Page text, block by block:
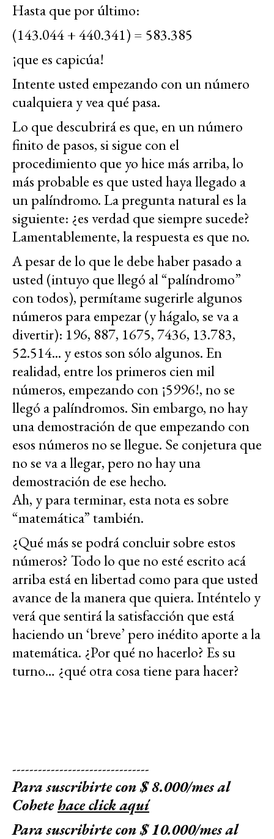
Hasta que por último:
(143.044 + 440.341) = 583.385
¡que es capicúa!
Intente usted empezando con un número
cualquiera y vea qué pasa.
Lo que descubrirá es que, en un número
finito de pasos, si sigue con el
procedimiento que yo hice más arriba, lo
más probable es que usted haya llegado a
un palíndromo. La pregunta natural es la
siguiente: ¿es verdad que siempre sucede?
Lamentablemente, la respuesta es que no.
A pesar de lo que le debe haber pasado a
usted (intuyo que llegó al “palíndromo”
con todos), permítame sugerirle algunos
números para empezar (y hágalo, se va a
divertir): 196, 887, 1675, 7436, 13.783,
52.514... y estos son sólo algunos. En
realidad, entre los primeros cien mil
números, empezando con ¡5996!, no se
llegó a palíndromos. Sin embargo, no hay
una demostración de que empezando con
esos números no se llegue. Se conjetura que
no se va a llegar, pero no hay una
demostración de ese hecho.
Ah, y para terminar, esta nota es sobre
“matemática” también.
¿Qué más se podrá concluir sobre estos
números? Todo lo que no esté escrito acá
arriba está en libertad como para que usted
avance de la manera que quiera. Inténtelo y
verá que sentirá la satisfacción que está
haciendo un ‘breve’ pero inédito aporte a la
matemática. ¿Por qué no hacerlo? Es su
turno… ¿qué otra cosa tiene para hacer?
--------------------------------
Para suscribirte con $ 8.000/mes al
Cohetehace click aquí
Para suscribirte con $ 10.000/mes al